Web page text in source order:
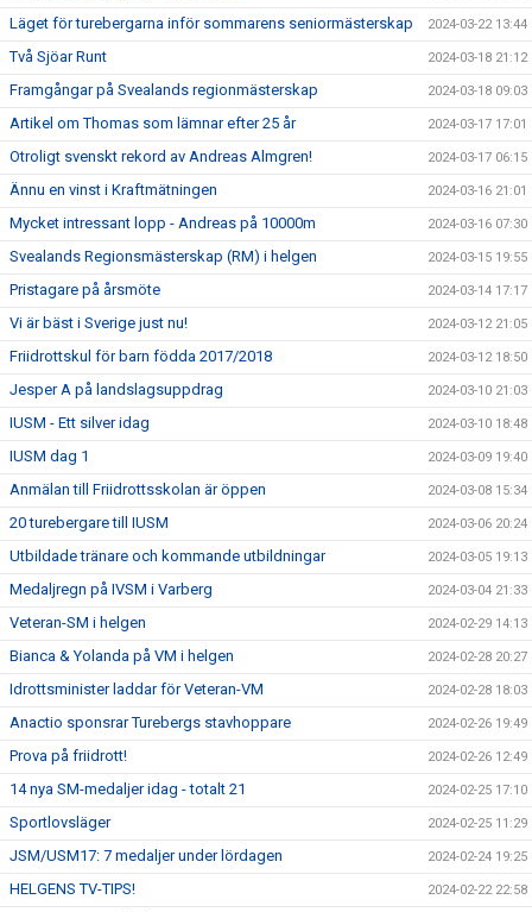
Läget för turebergarna inför sommarens seniormästerskap 2024-03-22 13:44
Två Sjöar Runt 2024-03-18 21:12
Framgångar på Svealands regionmästerskap 2024-03-18 09:03
Artikel om Thomas som lämnar efter 25 år 2024-03-17 17:01
Otroligt svenskt rekord av Andreas Almgren! 2024-03-17 06:15
Ännu en vinst i Kraftmätningen 2024-03-16 21:01
Mycket intressant lopp - Andreas på 10000m 2024-03-16 07:30
Svealands Regionsmästerskap (RM) i helgen 2024-03-15 19:55
Pristagare på årsmöte 2024-03-14 17:17
Vi är bäst i Sverige just nu! 2024-03-12 21:05
Friidrottskul för barn födda 2017/2018 2024-03-12 18:50
Jesper A på landslagsuppdrag 2024-03-10 21:03
IUSM - Ett silver idag 2024-03-10 18:48
IUSM dag 1 2024-03-09 19:40
Anmälan till Friidrottsskolan är öppen 2024-03-08 15:34
20 turebergare till IUSM 2024-03-06 20:24
Utbildade tränare och kommande utbildningar 2024-03-05 19:13
Medaljregn på IVSM i Varberg 2024-03-04 21:33
Veteran-SM i helgen 2024-02-29 14:13
Bianca & Yolanda på VM i helgen 2024-02-28 20:27
Idrottsminister laddar för Veteran-VM 2024-02-28 18:03
Anactio sponsrar Turebergs stavhoppare 2024-02-26 19:49
Prova på friidrott! 2024-02-26 12:49
14 nya SM-medaljer idag - totalt 21 2024-02-25 17:10
Sportlovsläger 2024-02-25 11:29
JSM/USM17: 7 medaljer under lördagen 2024-02-24 19:25
HELGENS TV-TIPS! 2024-02-22 22:58